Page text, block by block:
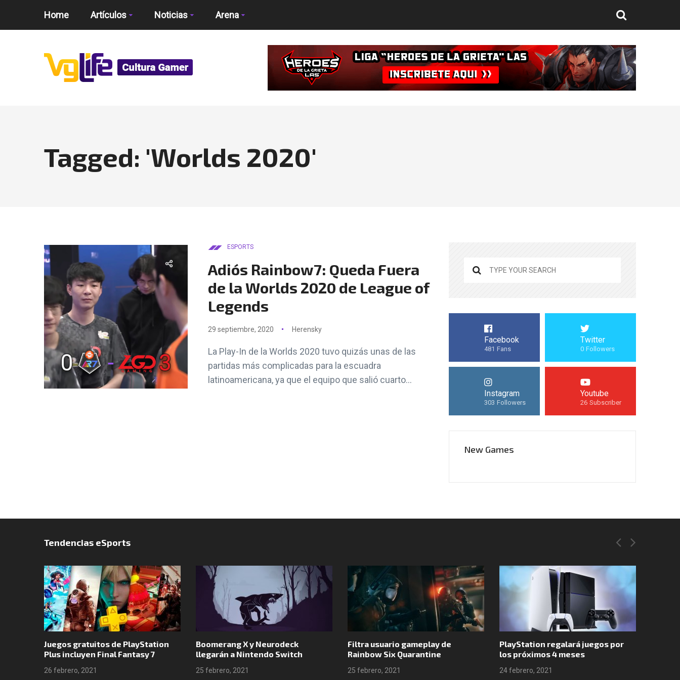
Home Artículos Noticias Arena
Tagged: 'Worlds 2020'
ESPORTS
Adiós Rainbow7: Queda Fuera
de la Worlds 2020 de League of
Legends
29 septiembre, 2020 Herensky
La Play-In de la Worlds 2020 tuvo quizás unas de las
partidas más complicadas para la escuadra
latinoamericana, ya que el equipo que salió cuarto...
Facebook
481 Fans
Twitter
0 Followers
Instagram
303 Followers
Youtube
26 Subscriber
New Games
Síguenos en Instagram
Tendencias eSports
Juegos gratuitos de PlayStation
Plus incluyen Final Fantasy 7
26 febrero, 2021
Boomerang X y Neurodeck
llegarán a Nintendo Switch
25 febrero, 2021
Filtra usuario gameplay de
Rainbow Six Quarantine
25 febrero, 2021
PlayStation regalará juegos por
los próximos 4 meses
24 febrero, 2021